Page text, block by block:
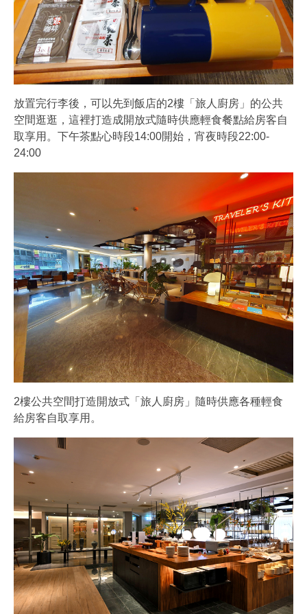
放置完行李後，可以先到飯店的2樓「旅人廚房」的公共
空間逛逛，這裡打造成開放式隨時供應輕食餐點給房客自
取享用。下午茶點心時段14:00開始，宵夜時段22:00-
24:00
2樓公共空間打造開放式「旅人廚房」隨時供應各種輕食
給房客自取享用。